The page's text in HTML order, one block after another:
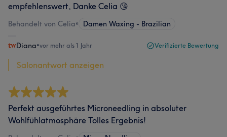
empfehlenswert, Danke Celia 😘
Behandelt von Celia• Damen Waxing - Brazilian
Diana•vor mehr als 1 Jahr Verifizierte Bewertung
Salonantwort anzeigen
Perfekt ausgeführtes Microneedling in absoluter
Wohlfühlatmosphäre Tolles Ergebnis!